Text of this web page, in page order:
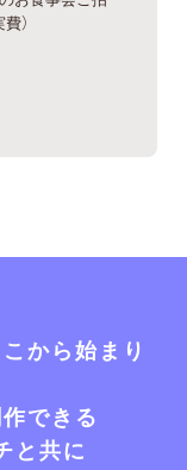
）
から始まり
できる
と共に